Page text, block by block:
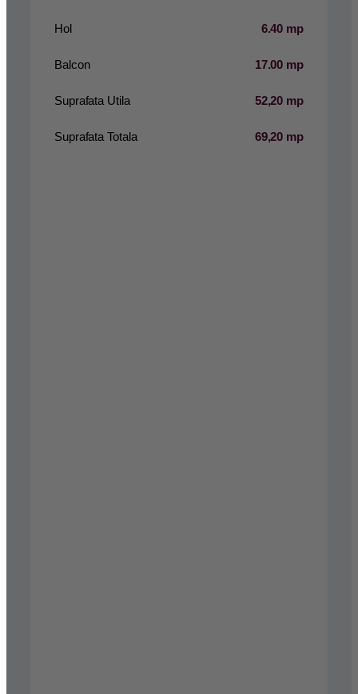
Hol 6.40 mp
Balcon 17.00 mp
Suprafata Utila 52,20 mp
Suprafata Totala 69,20 mp